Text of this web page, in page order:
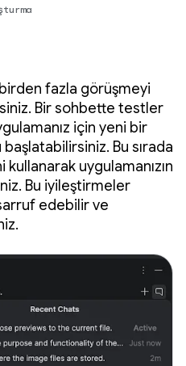
fazla görüşmeyi
Bir sohbette testler
için yeni bir
Bu sırada
uygulamanızın
Bu iyileştirmeler
edebilir ve